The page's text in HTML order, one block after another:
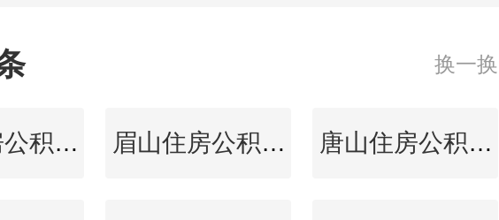
换一换
中卫住房公积金查询 眉山住房公积金查询 唐山住房公积金查询